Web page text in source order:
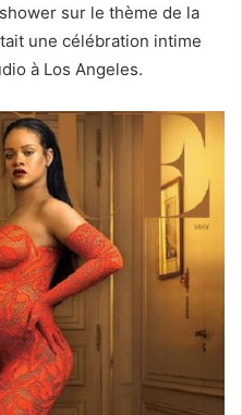
sur le thème de la
une célébration intime
à Los Angeles.